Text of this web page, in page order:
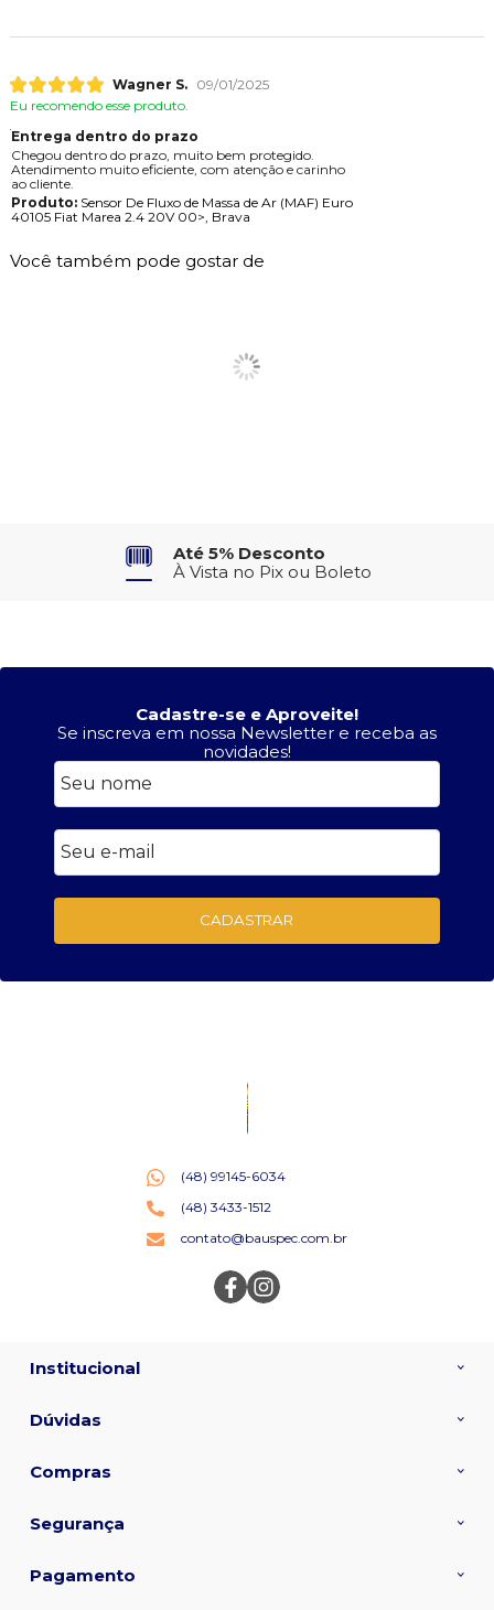
Wagner S.
09/01/2025
Eu recomendo esse produto.
Entrega dentro do prazo
Chegou dentro do prazo, muito bem protegido.
Atendimento muito eficiente, com atenção e carinho
ao cliente.
Produto:Sensor De Fluxo de Massa de Ar (MAF) Euro
40105 Fiat Marea 2.4 20V 00>, Brava
Você também pode gostar de
Até 5% Desconto
À Vista no Pix ou Boleto
Cadastre-se e Aproveite!
Se inscreva em nossa Newsletter e receba as
novidades!
CADASTRAR
(48) 99145-6034
(48) 3433-1512
contato@bauspec.com.br
Institucional
Dúvidas
Compras
Segurança
Pagamento